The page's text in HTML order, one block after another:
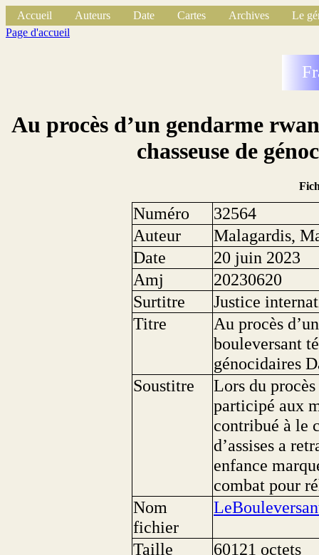
Accueil Auteurs Date Cartes Archives
Le
Page d'accueil
Au procès d’un gendarme
chasseuse de
Numéro
32564
Auteur
Malagardis,
Date
20 juin 2023
Amj
20230620
Surtitre
Justice
Titre
Au procès
bouleversant
génocidaires
Soustitre
Lors du
participé aux
contribué à le
d’assises a
enfance
combat pour
Nom
fichier
Taille
60121 octets